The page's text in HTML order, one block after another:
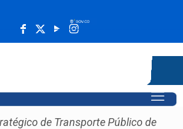
de Transporte Público de